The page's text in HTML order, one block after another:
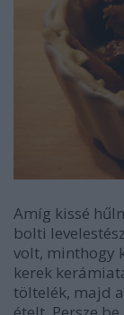
Amíg kissé
bolti
volt, minthogy
kerek
töltelék, majd